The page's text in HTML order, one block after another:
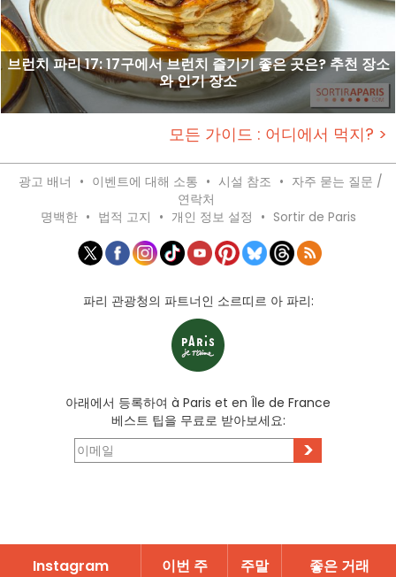
브런치 파리 17: 17구에서 브런치 즐기기 좋은 곳은? 추천 장소
와 인기 장소
모든 가이드 : 어디에서 먹지? >
광고 배너 • 이벤트에 대해 소통 • 시설 참조 • 자주 묻는 질문 /
연락처
명백한 • 법적 고지 • 개인 정보 설정 • Sortir de Paris
파리 관광청의 파트너인 소르띠르 아 파리:
아래에서 등록하여 à Paris et en Île de France
베스트 팁을 무료로 받아보세요:
>
Instagram 이번 주 주말 좋은 거래